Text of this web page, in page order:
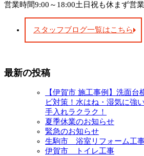
営業時間9:00～18:00土日祝も休まず営業
スタッフブログ一覧はこちら
最新の投稿
【伊賀市 施工事例】洗面
ビ対策！水はね・湿気に強
手入れラクラク！
夏季休業のお知らせ
緊急のお知らせ
生駒市 浴室リフォーム工
伊賀市 トイレ工事